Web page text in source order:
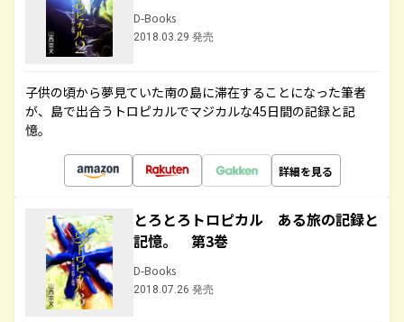
D-Books
2018.03.29 発売
子供の頃から夢見ていた南の島に滞在することになった筆者
が、島で出合うトロピカルでマジカルな45日間の記録と記
憶。
詳細を見る
とろとろトロピカル ある旅の記録と
記憶。 第3巻
D-Books
2018.07.26 発売